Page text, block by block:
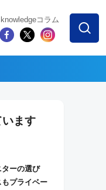
コラム
ます
ーの選び
プライベー